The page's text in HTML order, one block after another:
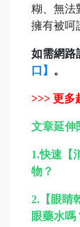
糊、無法
擁有被呵
如需網路
口】 。
>>> 更多
文章延伸
1.快速【
物？
2. 【眼
眼藥水嗎